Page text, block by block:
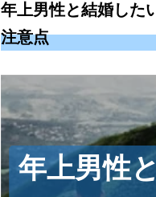
年上男性と結婚した
注意点
年上男性